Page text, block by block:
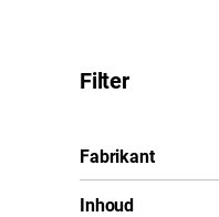
Filter
Fabrikant
Inhoud